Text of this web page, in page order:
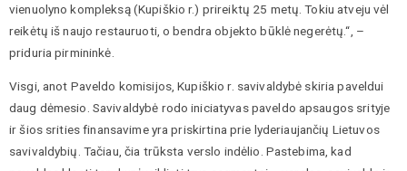
vienuolyno kompleksą (Kupiškio r.) prireiktų 25 metų. Tokiu atveju vėl
reikėtų iš naujo restauruoti, o bendra objekto būklė negerėtų.“, –
priduria pirmininkė.
Visgi, anot Paveldo komisijos, Kupiškio r. savivaldybė skiria paveldui
daug dėmesio. Savivaldybė rodo iniciatyvas paveldo apsaugos srityje
ir šios srities finansavime yra priskirtina prie lyderiaujančių Lietuvos
savivaldybių. Tačiau, čia trūksta verslo indėlio. Pastebima, kad